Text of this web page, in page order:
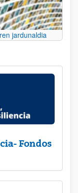
jardunaldia
Fondos